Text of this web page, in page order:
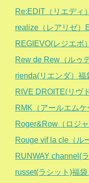
Re:EDIT（リエディ
realize（レアリゼ）
REGIEVO(レジエボ
Rew de Rew（ルゥ
rienda(リエンダ）福
RIVE DROITE(リヴ
RMK（アールエム
Roger&Row（ロジ
Rouge vif la cle（ル
RUNWAY channel(
russet(ラシット)福